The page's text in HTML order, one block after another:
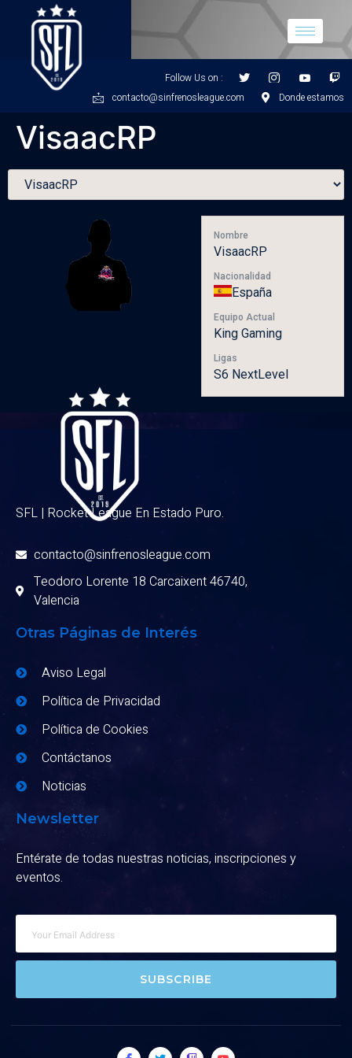
Follow Us on :
contacto@sinfrenosleague.com
Donde estamos
VisaacRP
Nombre
VisaacRP
Nacionalidad
España
Equipo Actual
King Gaming
Ligas
S6 NextLevel
SFL | Rocket League En Estado Puro.
contacto@sinfrenosleague.com
Teodoro Lorente 18 Carcaixent 46740,
Valencia
Otras Páginas de Interés
Aviso Legal
Política de Privacidad
Política de Cookies
Contáctanos
Noticias
Newsletter
Entérate de todas nuestras noticias, inscripciones y
eventos.
SUBSCRIBE